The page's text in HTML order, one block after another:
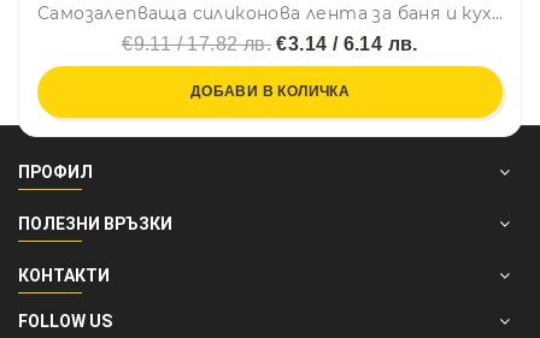
Самозалепваща силиконова лента за баня и кухня, душкабини, мивки, плотове и др., без мухъл и плесен, 3м х 38 мм
€9.11 / 17.82 лв. €3.14 / 6.14 лв.
ДОБАВИ В КОЛИЧКА
ПРОФИЛ
ПОЛЕЗНИ ВРЪЗКИ
КОНТАКТИ
FOLLOW US